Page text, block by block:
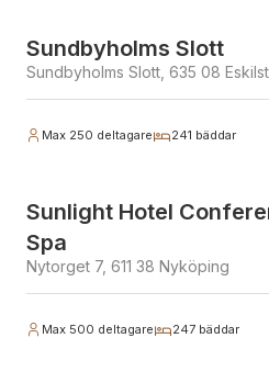
Sundbyholms Slott
Sundbyholms Slott, 635 08
Max 250 deltagare 241 bäddar
Sunlight Hotel
Spa
Nytorget 7, 611 38 Nyköping
Max 500 deltagare 247 bäddar